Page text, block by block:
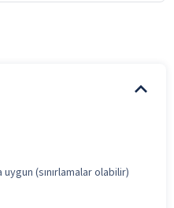
(sınırlamalar olabilir)